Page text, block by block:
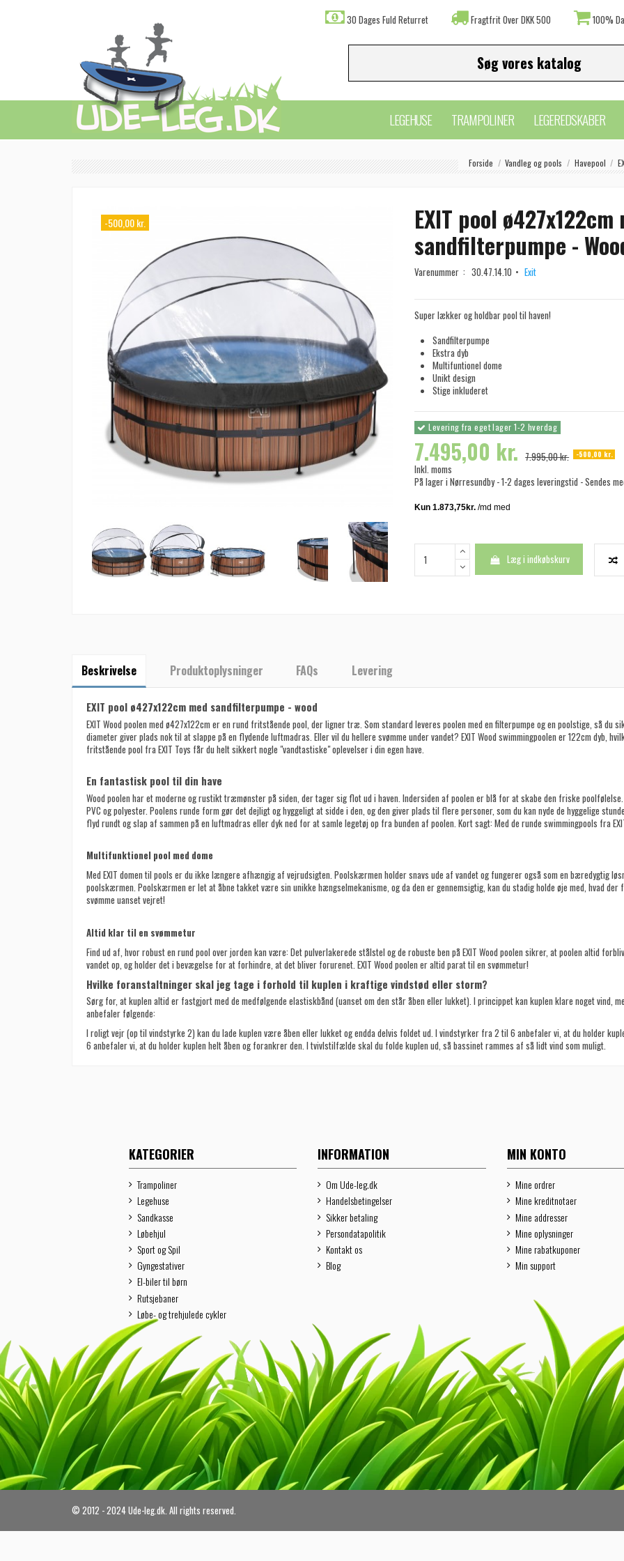
30 Dages Fuld Returret Fragtfrit Over DKK 500
100%
LEGEHUSE TRAMPOLINER LEGEREDSKABER
Forside Vandleg og pools Havepool
-500,00 kr.
EXIT pool
sandfilterpumpe -
Varenummer : 30.47.14.10 Exit
Super lækker og holdbar pool til haven!
Sandfilterpumpe
Ekstra dyb
Multifuntionel dome
Unikt design
Stige inkluderet
Levering fra eget lager 1-2 hverdag
7.495,00 kr. 7.995,00 kr. -500,00 kr.
Inkl. moms
På lager i Nørresundby - 1-2 dages leveringstid - Sendes
Læg i indkøbskurv
Beskrivelse Produktoplysninger FAQs Levering
EXIT pool ø427x122cm med sandfilterpumpe - wood
EXIT Wood poolen med ø427x122cm er en rund fritstående pool, der ligner træ. Som standard leveres poolen med en filterpumpe og en poolstige, så du
diameter giver plads nok til at slappe på en flydende luftmadras. Eller vil du hellere svømme under vandet? EXIT Wood swimmingpoolen er 122cm dyb,
fritstående pool fra EXIT Toys får du helt sikkert nogle "vandtastiske" oplevelser i din egen have.
En fantastisk pool til din have
Wood poolen har et moderne og rustikt træmønster på siden, der tager sig flot ud i haven. Indersiden af poolen er blå for at skabe den friske
PVC og polyester. Poolens runde form gør det dejligt og hyggeligt at sidde i den, og den giver plads til flere personer, som du kan nyde de hyggelige
flyd rundt og slap af sammen på en luftmadras eller dyk ned for at samle legetøj op fra bunden af poolen. Kort sagt: Med de runde swimmingpools fra
Multifunktionel pool med dome
Med EXIT domen til pools er du ikke længere afhængig af vejrudsigten. Poolskærmen holder snavs ude af vandet og fungerer også som en bæredygtig
poolskærmen. Poolskærmen er let at åbne takket være sin unikke hængselmekanisme, og da den er gennemsigtig, kan du stadig holde øje med, hvad
svømme uanset vejret!
Altid klar til en svømmetur
Find ud af, hvor robust en rund pool over jorden kan være: Det pulverlakerede stålstel og de robuste ben på EXIT Wood poolen sikrer, at poolen altid
vandet op, og holder det i bevægelse for at forhindre, at det bliver forurenet. EXIT Wood poolen er altid parat til en svømmetur!
Hvilke foranstaltninger skal jeg tage i forhold til kuplen i kraftige vindstød eller storm?
Sørg for, at kuplen altid er fastgjort med de medfølgende elastiskbånd (uanset om den står åben eller lukket). I princippet kan kuplen klare noget vind,
anbefaler følgende:
I roligt vejr (op til vindstyrke 2) kan du lade kuplen være åben eller lukket og endda delvis foldet ud. I vindstyrker fra 2 til 6 anbefaler vi, at du holder
6 anbefaler vi, at du holder kuplen helt åben og forankrer den. I tvivlstilfælde skal du folde kuplen ud, så bassinet rammes af så lidt vind som muligt.
KATEGORIER
Trampoliner
Legehuse
Sandkasse
Løbehjul
Sport og Spil
Gyngestativer
El-biler til børn
Rutsjebaner
Løbe- og trehjulede cykler
INFORMATION
Om Ude-leg.dk
Handelsbetingelser
Sikker betaling
Persondatapolitik
Kontakt os
Blog
MIN KONTO
Mine ordrer
Mine kreditnotaer
Mine addresser
Mine oplysninger
Mine rabatkuponer
Min support
© 2012 - 2024 Ude-leg.dk. All rights reserved.